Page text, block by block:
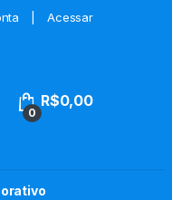
Acessar
Account
0
R$0,00